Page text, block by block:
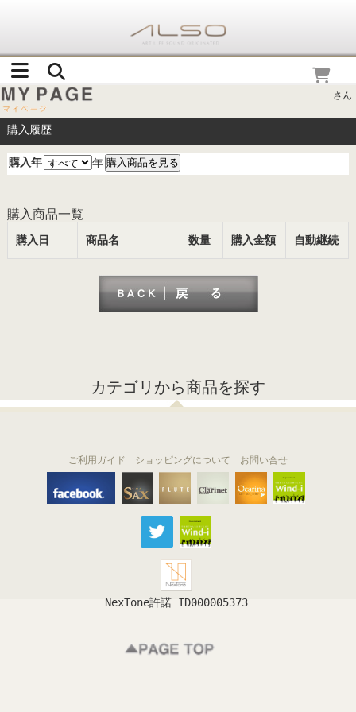
さん
購入履歴
購入年 年
購入商品一覧
購入日 商品名 数量 購入金額 自動継続
カテゴリから商品を探す
THE SAX The Clarinet
Ocarina
ご利用ガイド ショッピングについて お問い合せ
NexTone許諾 ID000005373